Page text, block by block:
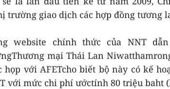
trường giao dịch các hợp đồng tương
website chính thức của NNT
mại Thái Lan
họp với AFETcho biết bộ này có kế
với mức chi phí ướctính 80 triệu baht